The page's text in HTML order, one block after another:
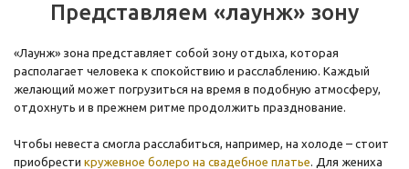
Представляем «лаунж» зону
«Лаунж» зона представляет собой зону отдыха, которая
располагает человека к спокойствию и расслаблению. Каждый
желающий может погрузиться на время в подобную атмосферу,
отдохнуть и в прежнем ритме продолжить празднование.
Чтобы невеста смогла расслабиться, например, на холоде – стоит
приобрести кружевное болеро на свадебное платье. Для жениха